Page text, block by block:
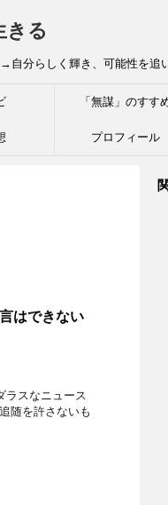
きる
分らしく輝き、可能性を追
「無謀」のすす
プロフィール
はできない
ラスなニュース
随を許さないも